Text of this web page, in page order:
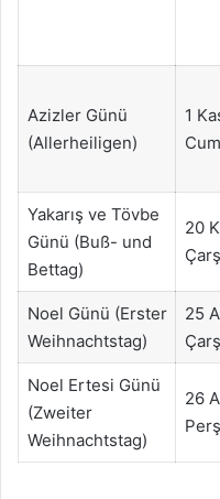
Azizler Günü
(Allerheiligen)
1
Yakarış ve Tövbe
Günü (Buß- und
Bettag)
20
Noel Günü (Erster
Weihnachtstag)
25
Noel Ertesi Günü
(Zweiter
Weihnachtstag)
26